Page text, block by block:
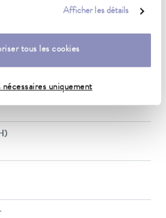
Afficher les détails
tous les cookies
nécessaires uniquement